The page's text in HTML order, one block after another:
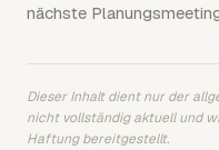
nächste
Dieser Inhalt dient nur der
nicht vollständig aktuell und
Haftung bereitgestellt.